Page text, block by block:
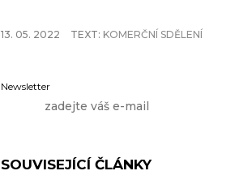
13. 05. 2022 TEXT: KOMERČNÍ SDĚLENÍ
Newsletter
SOUVISEJÍCÍ ČLÁNKY